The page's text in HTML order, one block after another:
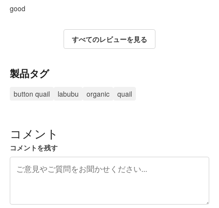
good
すべてのレビューを見る
製品タグ
button quail labubu organic quail
コメント
コメントを残す